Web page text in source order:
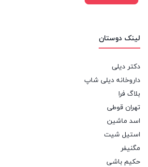
لینک دوستان
دکتر دیلی
داروخانه دیلی شاپ
بلاگ فرا
تهران قوطی
اسد ماشین
استیل شیت
مگنیفر
حکیم باشی